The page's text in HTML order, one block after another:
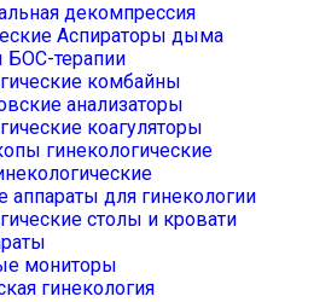
декомпрессия
Аспираторы дыма
БОС-терапии
комбайны
анализаторы
коагуляторы
гинекологические
аппараты для гинекологии
столы и кровати
мониторы
гинекология